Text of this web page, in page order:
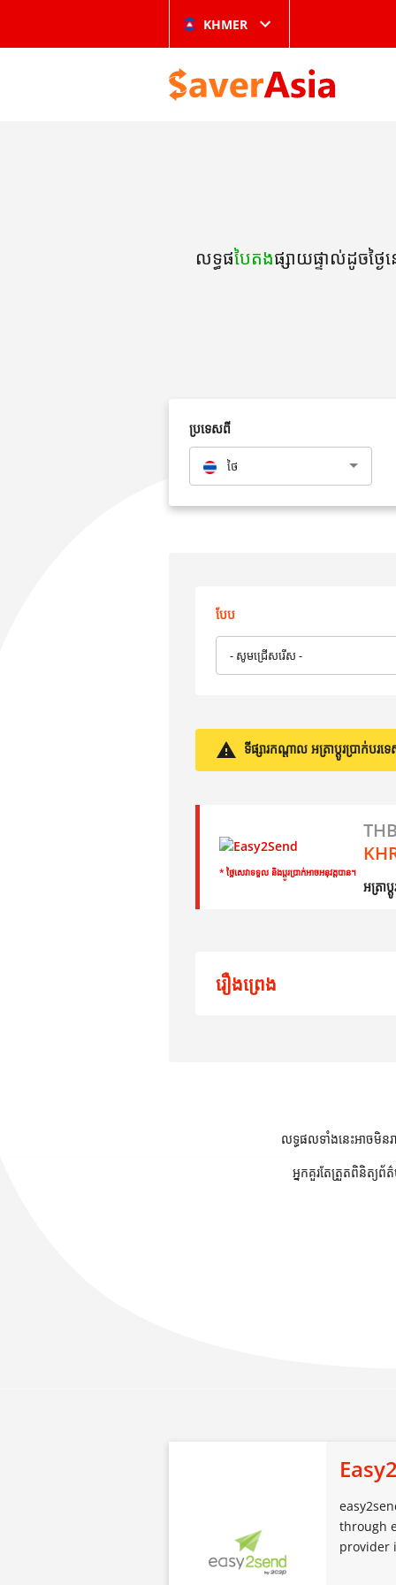
KHMER
លទ្ធផបៃតងផ្សាយផ្ទាល់ដូចថ្ង
ប្រទេសពី
ថៃ
បែប
- សូមជ្រើសរើស -
ទីផ្សារកណ្តាល អត្រាប្តូរប្រាក់ប
* ថ្លៃសេវាទទួល និងប្តូរប្រាក់អាចអនុវត្តបាន។
អត្រា
រឿងព្រេង
លទ្ធផលទាំងនេះអាចមិន
អ្នកគួរតែត្រួតពិនិត្យ
through
provider